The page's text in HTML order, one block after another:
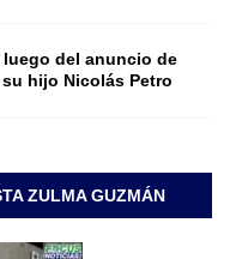
luego del anuncio de
hijo Nicolás Petro
ZULMA GUZMÁN